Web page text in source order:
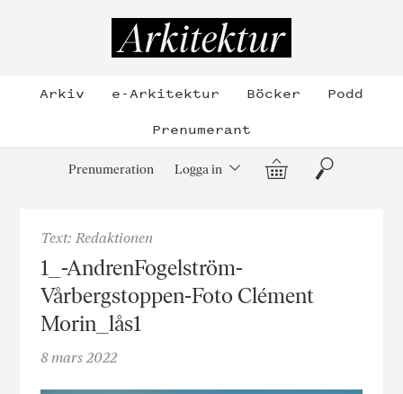
Arkiv e-Arkitektur Böcker
Podd
Prenumerant
Prenumeration Logga in Varukorg
Sök
Text: Redaktionen
1_-AndrenFogelström-
Vårbergstoppen-Foto Clément
Morin_lås1
8 mars 2022